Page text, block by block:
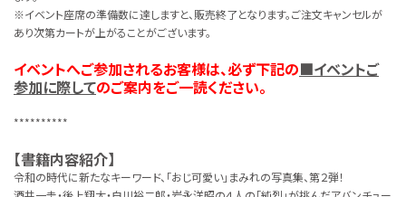
※イベント座席の準備数に達しますと、販売終了となります。ご注文キャンセルが
あり次第カートが上がることがございます。
イベントへご参加されるお客様は、必ず下記の■イベントご
参加に際してのご案内をご一読ください。
**********
【書籍内容紹介】
令和の時代に新たなキーワード、「おじ可愛い」まみれの写真集、第２弾！